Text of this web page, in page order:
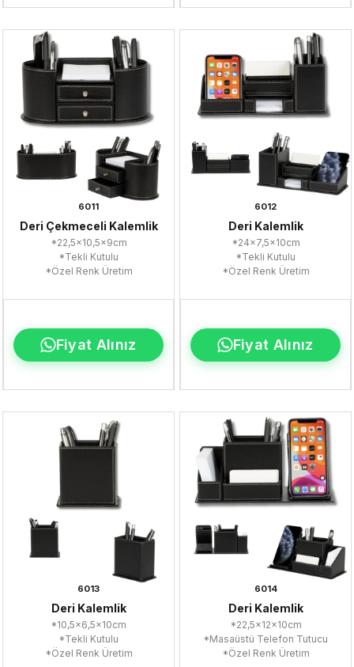
6011
Deri Çekmeceli Kalemlik
*22,5x10,5x9cm
*Tekli Kutulu
*Özel Renk Üretim
Fiyat Alınız
6012
Deri Kalemlik
*24x7,5x10cm
*Tekli Kutulu
*Özel Renk Üretim
Fiyat Alınız
6013
Deri Kalemlik
*10,5x6,5x10cm
*Tekli Kutulu
*Özel Renk Üretim
6014
Deri Kalemlik
*22,5x12x10cm
*Masaüstü Telefon Tutucu
*Özel Renk Üretim